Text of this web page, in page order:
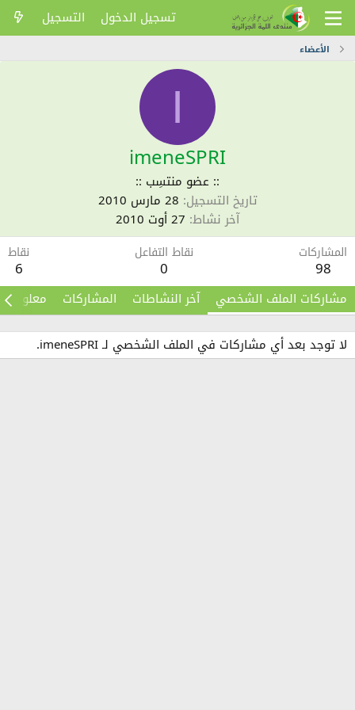
تسجيل الدخول التسجيل
الأعضاء
I
imeneSPRI
:: عضو منتسِب ::
تاريخ التسجيل 28 مارس 2010
آخر نشاط 27 أوت 2010
المشاركات
98
نقاط التفاعل
0
نقاط
6
مشاركات الملف الشخصي آخر النشاطات المشاركات معلومات
لا توجد بعد أي مشاركات في الملف الشخصي لـ imeneSPRI.